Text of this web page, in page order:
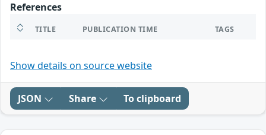
References
TITLE PUBLICATION TIME TAGS
Show details on source website
JSON Share To clipboard